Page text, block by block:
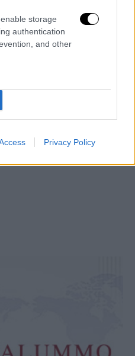
storage
authentication
and other
Privacy Policy